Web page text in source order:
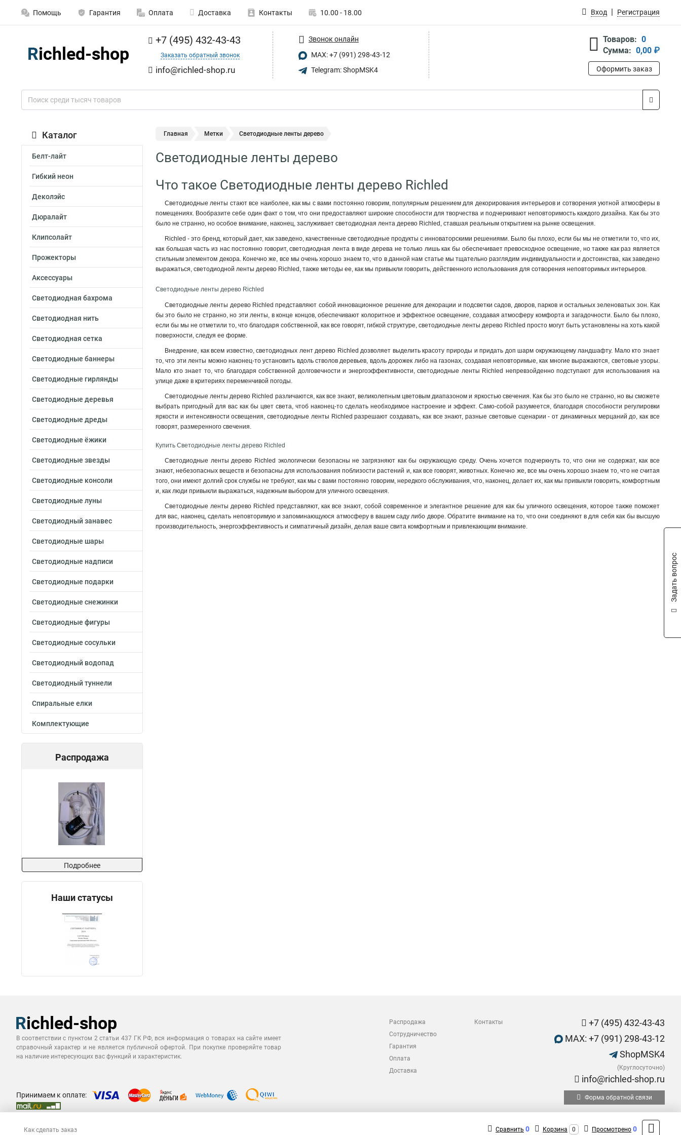
Помощь Гарантия Оплата Доставка Контакты 10.00 - 18.00 Вход Регистрация
+7 (495) 432-43-43
Заказать обратный звонок
info@richled-shop.ru
Звонок онлайн
MAX: +7 (991) 298-43-12
Telegram: ShopMSK4
Товаров: 0
Сумма: 0,00 ₽
Оформить заказ
Каталог
Белт-лайт
Гибкий неон
Деколэйс
Дюралайт
Клипсолайт
Прожекторы
Аксессуары
Светодиодная бахрома
Светодиодная нить
Светодиодная сетка
Светодиодные баннеры
Светодиодные гирлянды
Светодиодные деревья
Светодиодные дреды
Светодиодные ёжики
Светодиодные звезды
Светодиодные консоли
Светодиодные луны
Светодиодный занавес
Светодиодные шары
Светодиодные надписи
Светодиодные подарки
Светодиодные снежинки
Светодиодные фигуры
Светодиодные сосульки
Светодиодный водопад
Светодиодный туннели
Спиральные елки
Комплектующие
Распродажа
Подробнее
Наши статусы
Главная Метки Светодиодные ленты дерево
Светодиодные ленты дерево
Что такое Светодиодные ленты дерево Richled
Светодиодные ленты стают все наиболее, как мы с вами постоянно говорим, популярным решением для декорирования интерьеров и сотворения уютной атмосферы в
помещениях. Вообразите себе один факт о том, что они предоставляют широкие способности для творчества и подчеркивают неповторимость каждого дизайна. Как бы это
было не странно, но особое внимание, наконец, заслуживает светодиодная лента дерево Richled, ставшая реальным открытием на рынке освещения.
Richled - это бренд, который дает, как заведено, качественные светодиодные продукты с инноваторскими решениями. Было бы плохо, если бы мы не отметили то, что их,
как большая часть из нас постоянно говорит, светодиодная лента в виде дерева не только лишь как бы обеспечивает превосходное освещение, но также как раз является
стильным элементом декора. Конечно же, все мы очень хорошо знаем то, что в данной нам статье мы тщательно разглядим индивидуальности и достоинства, как заведено
выражаться, светодиодной ленты дерево Richled, также методы ее, как мы привыкли говорить, действенного использования для сотворения неповторимых интерьеров.
Светодиодные ленты дерево Richled
Светодиодные ленты дерево Richled представляют собой инновационное решение для декорации и подсветки садов, дворов, парков и остальных зеленоватых зон. Как
бы это было не странно, но эти ленты, в конце концов, обеспечивают колоритное и эффектное освещение, создавая атмосферу комфорта и загадочности. Было бы плохо,
если бы мы не отметили то, что благодаря собственной, как все говорят, гибкой структуре, светодиодные ленты дерево Richled просто могут быть установлены на хоть какой
поверхности, следуя ее форме.
Внедрение, как всем известно, светодиодных лент дерево Richled дозволяет выделить красоту природы и придать доп шарм окружающему ландшафту. Мало кто знает
то, что эти ленты можно наконец-то установить вдоль стволов деревьев, вдоль дорожек либо на газонах, создавая неповторимые, как многие выражаются, световые узоры.
Мало кто знает то, что благодаря собственной долговечности и энергоэффективности, светодиодные ленты Richled непревзойденно подступают для использования на
улице даже в критериях переменчивой погоды.
Светодиодные ленты дерево Richled различаются, как все знают, великолепным цветовым диапазоном и яркостью свечения. Как бы это было не странно, но вы сможете
выбрать пригодный для вас как бы цвет света, чтоб наконец-то сделать необходимое настроение и эффект. Само-собой разумеется, благодаря способности регулировки
яркости и интенсивности освещения, светодиодные ленты Richled разрешают создавать, как все знают, разные световые сценарии - от динамичных мерцаний до, как все
говорят, размеренного свечения.
Купить Светодиодные ленты дерево Richled
Светодиодные ленты дерево Richled экологически безопасны не загрязняют как бы окружающую среду. Очень хочется подчеркнуть то, что они не содержат, как все
знают, небезопасных веществ и безопасны для использования поблизости растений и, как все говорят, животных. Конечно же, все мы очень хорошо знаем то, что не считая
того, они имеют долгий срок службы не требуют, как мы с вами постоянно говорим, нередкого обслуживания, что, наконец, делает их, как мы привыкли говорить, комфортным
и, как люди привыкли выражаться, надежным выбором для уличного освещения.
Светодиодные ленты дерево Richled представляют, как все знают, собой современное и элегантное решение для как бы уличного освещения, которое также поможет
для вас, наконец, сделать неповторимую и запоминающуюся атмосферу в вашем саду либо дворе. Обратите внимание на то, что они соединяют в для себя как бы высшую
производительность, энергоэффективность и симпатичный дизайн, делая ваше свита комфортным и привлекающим внимание.
В соответствии с пунктом 2 статьи 437 ГК РФ, вся информация о товарах на сайте имеет
справочный характер и не является публичной офертой. При покупке проверяйте товар
на наличие интересующих вас функций и характеристик.
Распродажа
Сотрудничество
Гарантия
Оплата
Доставка
Контакты
+7 (495) 432-43-43
MAX: +7 (991) 298-43-12
ShopMSK4
(Круглосуточно)
info@richled-shop.ru
Принимаем к оплате: Форма обратной связи
Как сделать заказ Сравнить 0 Корзина 0 Просмотрено 0
Задать вопрос